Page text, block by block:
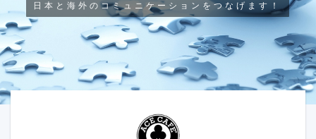
日本と海外のコミュニケーションをつなげます！